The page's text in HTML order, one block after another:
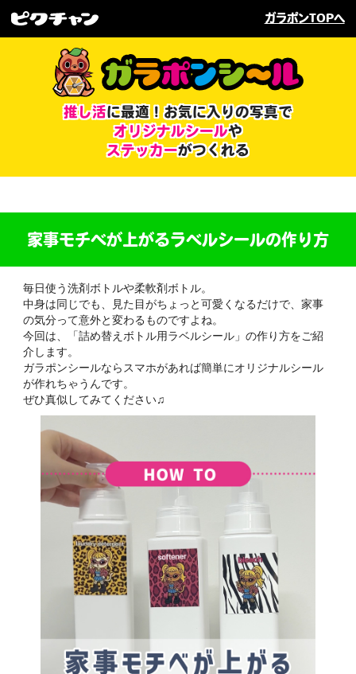
ガラポンTOPへ
推し活に最適！お気に入りの写真で
オリジナルシールや
ステッカーがつくれる
家事モチベが上がるラベルシールの作り方
毎日使う洗剤ボトルや柔軟剤ボトル。
中身は同じでも、見た目がちょっと可愛くなるだけで、家事
の気分って意外と変わるものですよね。
今回は、「詰め替えボトル用ラベルシール」の作り方をご紹
介します。
ガラポンシールならスマホがあれば簡単にオリジナルシール
が作れちゃうんです。
ぜひ真似してみてください♫